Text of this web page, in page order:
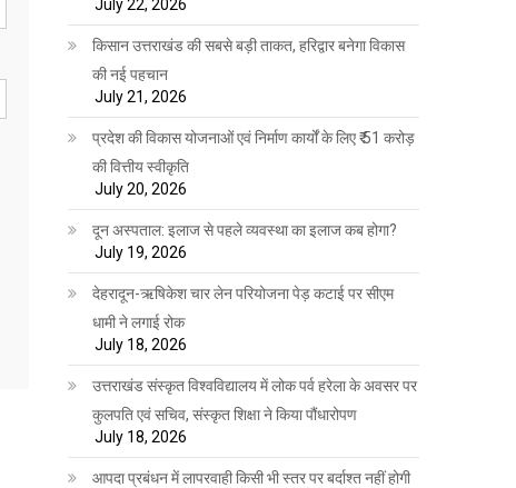
July 22, 2026
किसान उत्तराखंड की सबसे बड़ी ताकत, हरिद्वार बनेगा विकास
की नई पहचान
July 21, 2026
प्रदेश की विकास योजनाओं एवं निर्माण कार्यों के लिए ₹ 51 करोड़
की वित्तीय स्वीकृति
July 20, 2026
दून अस्पताल: इलाज से पहले व्यवस्था का इलाज कब होगा?
July 19, 2026
देहरादून-ऋषिकेश चार लेन परियोजना पेड़ कटाई पर सीएम
धामी ने लगाई रोक
July 18, 2026
उत्तराखंड संस्कृत विश्वविद्यालय में लोक पर्व हरेला के अवसर पर
कुलपति एवं सचिव, संस्कृत शिक्षा ने किया पौंधारोपण
July 18, 2026
आपदा प्रबंधन में लापरवाही किसी भी स्तर पर बर्दाश्त नहीं होगी